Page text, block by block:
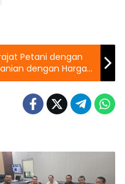
Petani dengan
dengan Harga